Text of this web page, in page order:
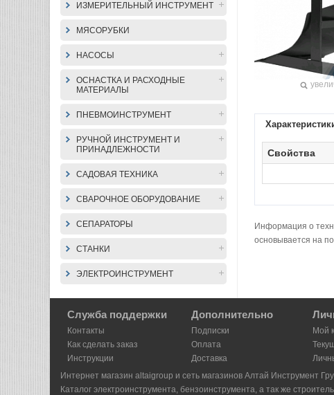
ИЗМЕРИТЕЛЬНЫЙ ИНСТРУМЕНТ
МЯСОРУБКИ
НАСОСЫ
ОСНАСТКА И РАСХОДНЫЕ
МАТЕРИАЛЫ
ПНЕВМОИНСТРУМЕНТ
РУЧНОЙ ИНСТРУМЕНТ И
ПРИНАДЛЕЖНОСТИ
САДОВАЯ ТЕХНИКА
СВАРОЧНОЕ ОБОРУДОВАНИЕ
СЕПАРАТОРЫ
СТАНКИ
ЭЛЕКТРОИНСТРУМЕНТ
Свойства
Информация о
основывается на
Служба поддержки
Контакты
Как сделать заказ
Инструкции
Дополнительно
Подписки
Оплата
Доставка
Мой
Интернет магазин altaigroup и сеть магазинов Алтай Инструмент
Каталог электроинструмента, бензоинструмента, а так же